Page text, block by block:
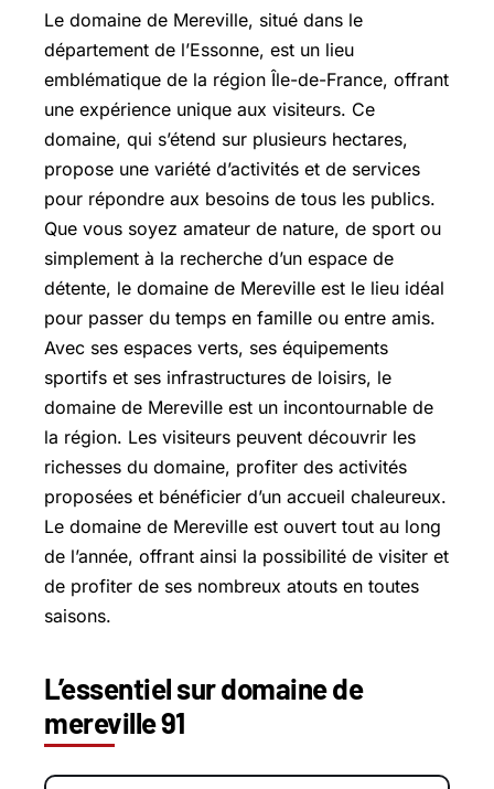
Le domaine de Mereville, situé dans le
département de l’Essonne, est un lieu
emblématique de la région Île-de-France, offrant
une expérience unique aux visiteurs. Ce
domaine, qui s’étend sur plusieurs hectares,
propose une variété d’activités et de services
pour répondre aux besoins de tous les publics.
Que vous soyez amateur de nature, de sport ou
simplement à la recherche d’un espace de
détente, le domaine de Mereville est le lieu idéal
pour passer du temps en famille ou entre amis.
Avec ses espaces verts, ses équipements
sportifs et ses infrastructures de loisirs, le
domaine de Mereville est un incontournable de
la région. Les visiteurs peuvent découvrir les
richesses du domaine, profiter des activités
proposées et bénéficier d’un accueil chaleureux.
Le domaine de Mereville est ouvert tout au long
de l’année, offrant ainsi la possibilité de visiter et
de profiter de ses nombreux atouts en toutes
saisons.
L’essentiel sur domaine de
mereville 91